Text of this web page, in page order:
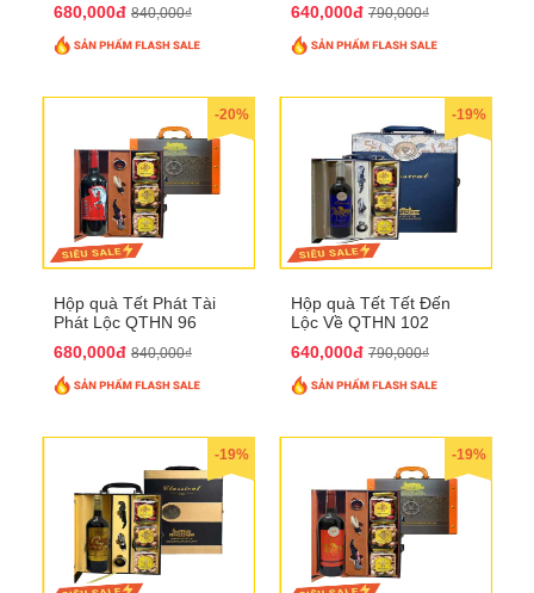
680,000đ 840,000₫
640,000đ 790,000₫
-20%
Hộp quà Tết Phát Tài
Phát Lộc QTHN 96
680,000đ 840,000₫
-19%
Hộp quà Tết Tết Đến
Lộc Về QTHN 102
640,000đ 790,000₫
-19% -19%